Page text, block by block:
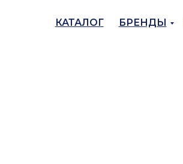
БРЕНДЫ
КАТАЛОГ